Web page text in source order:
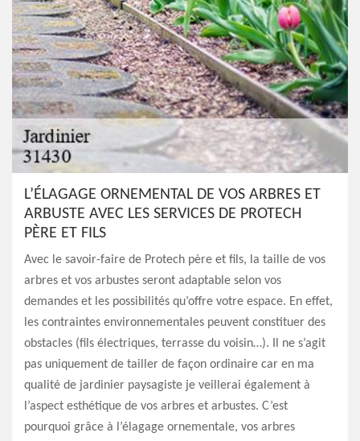
L’ÉLAGAGE ORNEMENTAL DE VOS ARBRES ET
ARBUSTE AVEC LES SERVICES DE PROTECH
PÈRE ET FILS
Avec le savoir-faire de Protech père et fils, la taille de vos
arbres et vos arbustes seront adaptable selon vos
demandes et les possibilités qu’offre votre espace. En effet,
les contraintes environnementales peuvent constituer des
obstacles (fils électriques, terrasse du voisin…). Il ne s’agit
pas uniquement de tailler de façon ordinaire car en ma
qualité de jardinier paysagiste je veillerai également à
l’aspect esthétique de vos arbres et arbustes. C’est
pourquoi grâce à l’élagage ornementale, vos arbres